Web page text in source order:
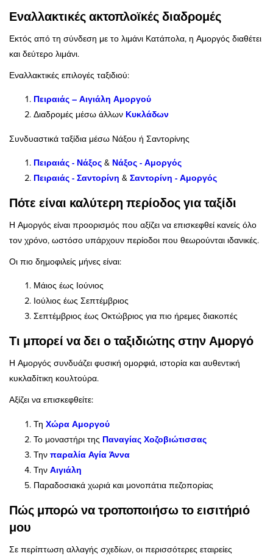
Εναλλακτικές ακτοπλοϊκές διαδρομές
Εκτός από τη σύνδεση με το λιμάνι Κατάπολα, η Αμοργός διαθέτει
και δεύτερο λιμάνι.
Εναλλακτικές επιλογές ταξιδιού:
Πειραιάς – Αιγιάλη Αμοργού
Διαδρομές μέσω άλλων Κυκλάδων
Συνδυαστικά ταξίδια μέσω Νάξου ή Σαντορίνης
Πειραιάς - Νάξος & Νάξος - Αμοργός
Πειραιάς - Σαντορίνη & Σαντορίνη - Αμοργός
Πότε είναι καλύτερη περίοδος για ταξίδι
Η Αμοργός είναι προορισμός που αξίζει να επισκεφθεί κανείς όλο
τον χρόνο, ωστόσο υπάρχουν περίοδοι που θεωρούνται ιδανικές.
Οι πιο δημοφιλείς μήνες είναι:
Μάιος έως Ιούνιος
Ιούλιος έως Σεπτέμβριος
Σεπτέμβριος έως Οκτώβριος για πιο ήρεμες διακοπές
Τι μπορεί να δει ο ταξιδιώτης στην Αμοργό
Η Αμοργός συνδυάζει φυσική ομορφιά, ιστορία και αυθεντική
κυκλαδίτικη κουλτούρα.
Αξίζει να επισκεφθείτε:
Τη Χώρα Αμοργού
Το μοναστήρι της Παναγίας Χοζοβιώτισσας
Την παραλία Αγία Άννα
Την Αιγιάλη
Παραδοσιακά χωριά και μονοπάτια πεζοπορίας
Πώς μπορώ να τροποποιήσω το εισιτήριό
μου
Σε περίπτωση αλλαγής σχεδίων, οι περισσότερες εταιρείες